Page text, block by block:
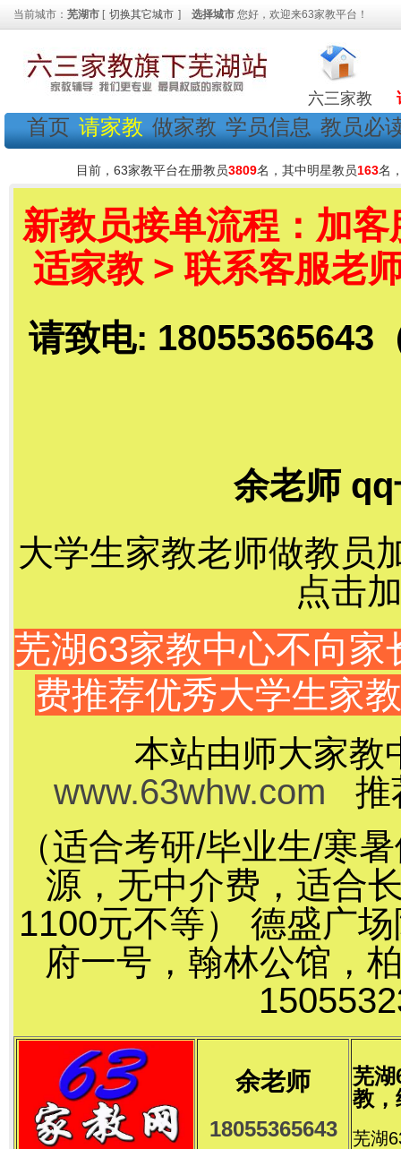
当前城市： 芜湖市 [ 切换其它城市 ] 选择城市 您好，欢迎来63家教平台！
六三家教
首页 请家教 做家教 学员信息 教员必
目前，63家教平台在册教员3809名，其中明星教员163名
新教员接单流程：加
适家教 > 联系客服老
请致电: 18055365643
余老师
大学生家教老师做教员
点击
芜湖63家教中心不向
费推荐优秀大学生家
本站由师大家教
www.63whw.com 推
（适合考研/毕业生/寒
源，无中介费，适合
1100元不等） 德盛广
府一号，翰林公馆，
余老师
18055365643
芜湖
教，
芜湖